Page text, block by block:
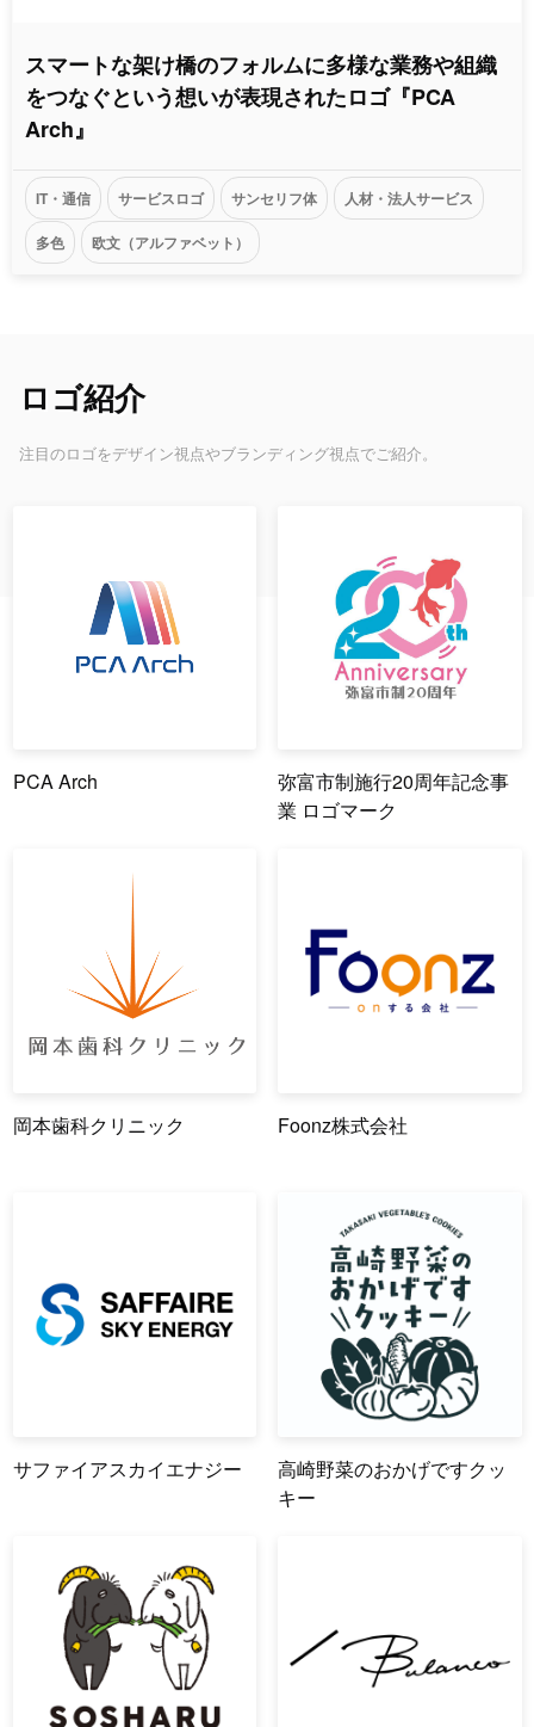
スマートな架け橋のフォルムに多様な業務や組織
をつなぐという想いが表現されたロゴ『PCA
Arch』
IT・通信 サービスロゴ サンセリフ体 人材・法人サービス
多色 欧文（アルファベット）
ロゴ紹介
注目のロゴをデザイン視点やブランディング視点でご紹介。
PCA Arch
弥富市制施行20周年記念事
業 ロゴマーク
岡本歯科クリニック Foonz株式会社
サファイアスカイエナジー
高崎野菜のおかげですクッ
キー